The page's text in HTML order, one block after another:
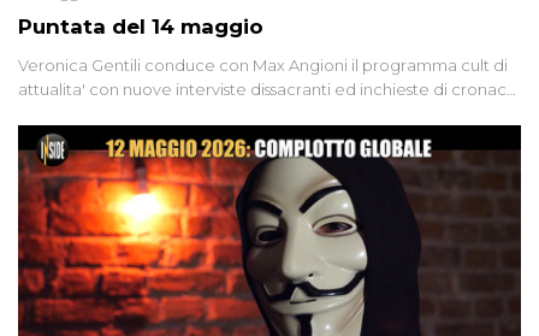
Puntata del 14 maggio
Veronica Gentili conduce con Max Angioni il programma cult di
attualita' con nuove interviste dissacranti ed inchieste di cronaca